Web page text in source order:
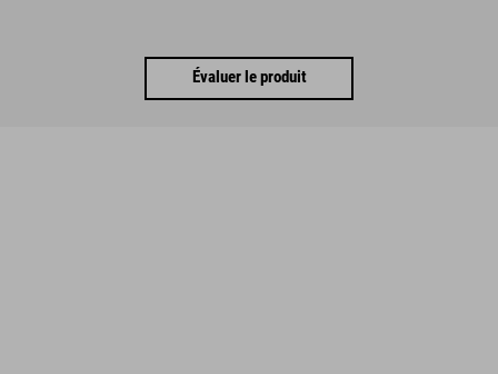
Évaluer le produit